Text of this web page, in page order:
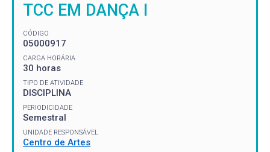
TCC EM DANÇA I
CÓDIGO
05000917
CARGA HORÁRIA
30 horas
TIPO DE ATIVIDADE
DISCIPLINA
PERIODICIDADE
Semestral
UNIDADE RESPONSÁVEL
Centro de Artes